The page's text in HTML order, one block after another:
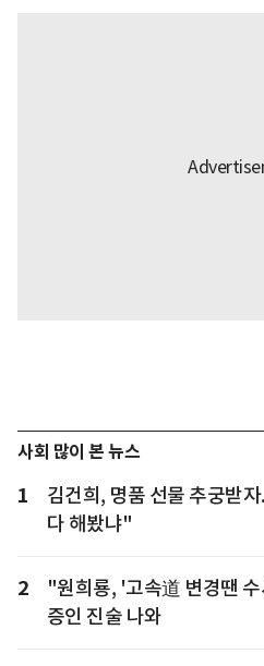
사회 많이 본 뉴스
1
김건희, 명품 선물 추궁받
다 해봤냐"
2
"원희룡, '고속道 변경땐
증인 진술 나와